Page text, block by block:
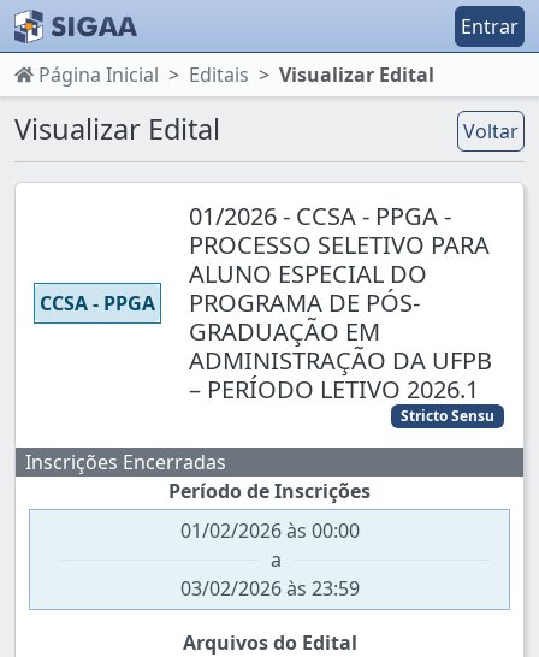
Entrar
Página Inicial
Editais Visualizar Edital
Visualizar Edital Voltar
CCSA - PPGA
01/2026 - CCSA - PPGA -
PROCESSO SELETIVO PARA
ALUNO ESPECIAL DO
PROGRAMA DE PÓS-
GRADUAÇÃO EM
ADMINISTRAÇÃO DA UFPB
– PERÍODO LETIVO 2026.1
Stricto Sensu
Inscrições Encerradas
Período de Inscrições
01/02/2026 às 00:00
a
03/02/2026 às 23:59
Arquivos do Edital